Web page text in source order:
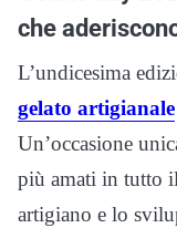
che
L’undicesima
gelato artigianale
Un’occasione
più amati in tutto
artigiano e lo